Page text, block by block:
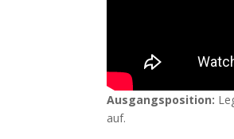
Ausgangsposition:
auf.